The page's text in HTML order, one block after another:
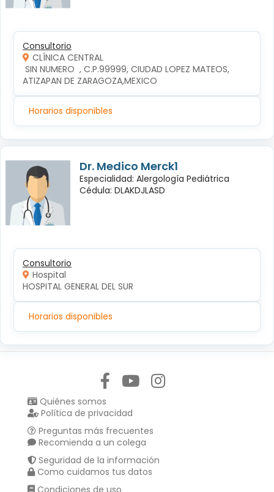
Consultorio
CLÍNICA CENTRAL
ATIZAPAN DE ZARAGOZA,MEXICO
Horarios disponibles
Dr. Medico Merck1
Especialidad: Alergología Pediátrica
Cédula: DLAKDJLASD
Consultorio
Hospital
HOSPITAL GENERAL DEL SUR
Horarios disponibles
Quiénes somos
Política de privacidad
Preguntas más frecuentes
Recomienda a un colega
Seguridad de la información
Como cuidamos tus datos
Condiciones de uso